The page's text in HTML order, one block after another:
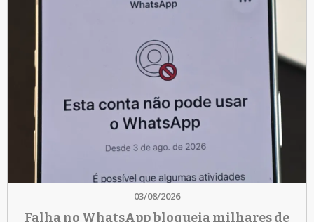
03/08/2026
Falha no WhatsApp bloqueia milhares de